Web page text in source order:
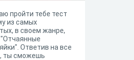
пройти тебе тест
из самых
в своем жанре,
Ответив на все
ты сможешь